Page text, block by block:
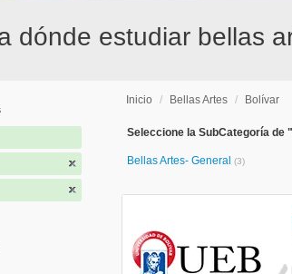
dónde estudiar bellas
Inicio / Bellas Artes / Bolívar
Seleccione la SubCategoría de
Bellas Artes- General (3)